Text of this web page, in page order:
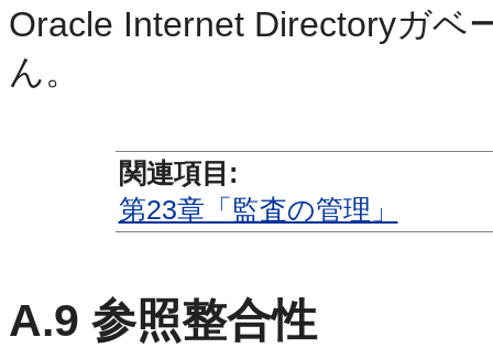
Oracle Internet Directoryガベ
ん。
関連項目:
第23章「監査の管理」
A.9 参照整合性